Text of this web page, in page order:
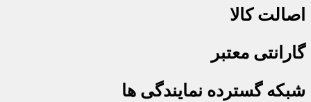
اصالت کالا
گارانتی معتبر
شبکه گسترده نمایندگی ها